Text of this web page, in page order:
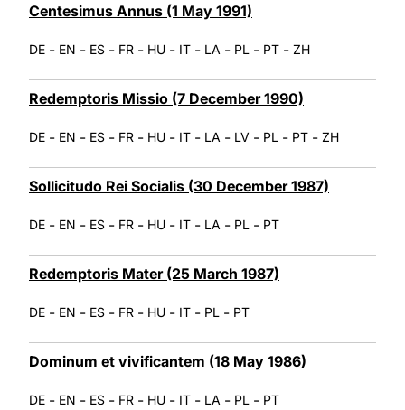
Centesimus Annus (1 May 1991)
DE - EN - ES - FR - HU - IT - LA - PL - PT - ZH
Redemptoris Missio (7 December 1990)
DE - EN - ES - FR - HU - IT - LA - LV - PL - PT - ZH
Sollicitudo Rei Socialis (30 December 1987)
DE - EN - ES - FR - HU - IT - LA - PL - PT
Redemptoris Mater (25 March 1987)
DE - EN - ES - FR - HU - IT - PL - PT
Dominum et vivificantem (18 May 1986)
DE - EN - ES - FR - HU - IT - LA - PL - PT